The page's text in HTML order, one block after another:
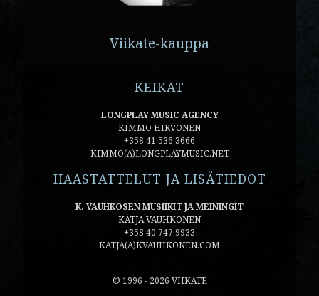
Viikate-kauppa
KEIKAT
LONGPLAY MUSIC AGENCY
KIMMO HIRVONEN
+358 41 536 3666
KIMMO(A)LONGPLAYMUSIC.NET
HAASTATTELUT JA LISÄTIEDOT
K. VAUHKOSEN MUSIIKIT JA MEININGIT
KATJA VAUHKONEN
+358 40 747 9933
KATJA(A)KVAUHKONEN.COM
© 1996 - 2026 VIIKATE